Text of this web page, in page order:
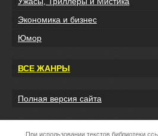
Экономика и бизнес
Юмор
ВСЕ ЖАНРЫ
Полная версия сайта
При использовании текстов библиотеки